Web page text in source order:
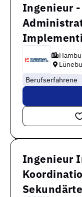
Ingenieur
Berufserfahrene
Ingenieur